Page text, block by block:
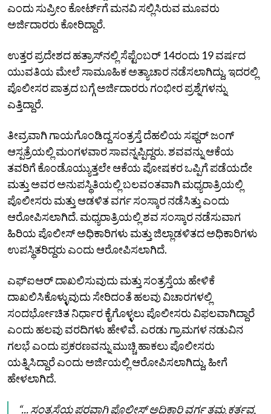
ಎಂದು ಸುಪ್ರೀಂ ಕೋರ್ಟ್‌ಗೆ ಮನವಿ ಸಲ್ಲಿಸಿರುವ ಮೂವರು
ಅರ್ಜಿದಾರರು ಕೋರಿದ್ದಾರೆ.
ಉತ್ತರ ಪ್ರದೇಶದ ಹತ್ರಾಸ್‌ನಲ್ಲಿ ಸೆಪ್ಟೆಂಬರ್ 14ರಂದು 19 ವರ್ಷದ
ಯುವತಿಯ ಮೇಲೆ ಸಾಮೂಹಿಕ ಅತ್ಯಾಚಾರ ನಡೆಸಲಾಗಿದ್ದು, ಇದರಲ್ಲಿ
ಪೊಲೀಸರ ಪಾತ್ರದ ಬಗ್ಗೆ ಅರ್ಜಿದಾರರು ಗಂಭೀರ ಪ್ರಶ್ನೆಗಳನ್ನು
ಎತ್ತಿದ್ದಾರೆ.
ತೀವ್ರವಾಗಿ ಗಾಯಗೊಂಡಿದ್ದ ಸಂತ್ರಸ್ತೆ ದೆಹಲಿಯ ಸಫ್ದರ್ ಜಂಗ್
ಆಸ್ಪತ್ರೆಯಲ್ಲಿ ಮಂಗಳವಾರ ಸಾವನ್ನಪ್ಪಿದ್ದರು. ಶವವನ್ನು ಆಕೆಯ
ತವರಿಗೆ ಕೊಂಡೊಯ್ಯುತ್ತಲೇ ಆಕೆಯ ಪೋಷಕರ ಒಪ್ಪಿಗೆ ಪಡೆಯದೇ
ಮತ್ತು ಅವರ ಅನುಪಸ್ಥಿತಿಯಲ್ಲಿ ಬಲವಂತವಾಗಿ ಮಧ್ಯರಾತ್ರಿಯಲ್ಲಿ
ಪೊಲೀಸರು ಮತ್ತು ಆಡಳಿತ ವರ್ಗ ಸಂಸ್ಕಾರ ನಡೆಸಿತ್ತು ಎಂದು
ಆರೋಪಿಸಲಾಗಿದೆ. ಮಧ್ಯರಾತ್ರಿಯಲ್ಲಿ ಶವ ಸಂಸ್ಕಾರ ನಡೆಸುವಾಗ
ಹಿರಿಯ ಪೊಲೀಸ್ ಅಧಿಕಾರಿಗಳು ಮತ್ತು ಜಿಲ್ಲಾಡಳಿತದ ಅಧಿಕಾರಿಗಳು
ಉಪಸ್ಥಿತರಿದ್ದರು ಎಂದು ಆರೋಪಿಸಲಾಗಿದೆ.
ಎಫ್‌ಐಆರ್ ದಾಖಲಿಸುವುದು ಮತ್ತು ಸಂತ್ರಸ್ತೆಯ ಹೇಳಿಕೆ
ದಾಖಲಿಸಿಕೊಳ್ಳುವುದು ಸೇರಿದಂತೆ ಹಲವು ವಿಚಾರಗಳಲ್ಲಿ
ಸಂದರ್ಭೋಚಿತ ನಿರ್ಧಾರ ಕೈಗೊಳ್ಳಲು ಪೊಲೀಸರು ವಿಫಲವಾಗಿದ್ದಾರೆ
ಎಂದು ಹಲವು ವರದಿಗಳು ಹೇಳಿವೆ. ಎರಡು ಗ್ರಾಮಗಳ ನಡುವಿನ
ಗಲಭೆ ಎಂದು ಪ್ರಕರಣವನ್ನು ಮುಚ್ಚಿ ಹಾಕಲು ಪೊಲೀಸರು
ಯತ್ನಿಸಿದ್ದಾರೆ ಎಂದು ಅರ್ಜಿಯಲ್ಲಿ ಆರೋಪಿಸಲಾಗಿದ್ದು, ಹೀಗೆ
ಹೇಳಲಾಗಿದೆ.
“... ಸಂತ್ರಸ್ತೆಯ ಪರವಾಗಿ ಪೊಲೀಸ್ ಅಧಿಕಾರಿ ವರ್ಗ ತಮ್ಮ ಕರ್ತವ್ಯ